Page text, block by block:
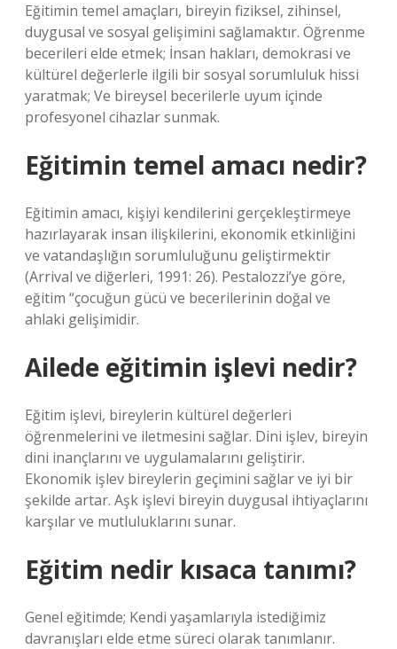
Eğitimin temel amaçları, bireyin fiziksel, zihinsel,
duygusal ve sosyal gelişimini sağlamaktır. Öğrenme
becerileri elde etmek; İnsan hakları, demokrasi ve
kültürel değerlerle ilgili bir sosyal sorumluluk hissi
yaratmak; Ve bireysel becerilerle uyum içinde
profesyonel cihazlar sunmak.
Eğitimin temel amacı nedir?
Eğitimin amacı, kişiyi kendilerini gerçekleştirmeye
hazırlayarak insan ilişkilerini, ekonomik etkinliğini
ve vatandaşlığın sorumluluğunu geliştirmektir
(Arrival ve diğerleri, 1991: 26). Pestalozzi’ye göre,
eğitim “çocuğun gücü ve becerilerinin doğal ve
ahlaki gelişimidir.
Ailede eğitimin işlevi nedir?
Eğitim işlevi, bireylerin kültürel değerleri
öğrenmelerini ve iletmesini sağlar. Dini işlev, bireyin
dini inançlarını ve uygulamalarını geliştirir.
Ekonomik işlev bireylerin geçimini sağlar ve iyi bir
şekilde artar. Aşk işlevi bireyin duygusal ihtiyaçlarını
karşılar ve mutluluklarını sunar.
Eğitim nedir kısaca tanımı?
Genel eğitimde; Kendi yaşamlarıyla istediğimiz
davranışları elde etme süreci olarak tanımlanır.